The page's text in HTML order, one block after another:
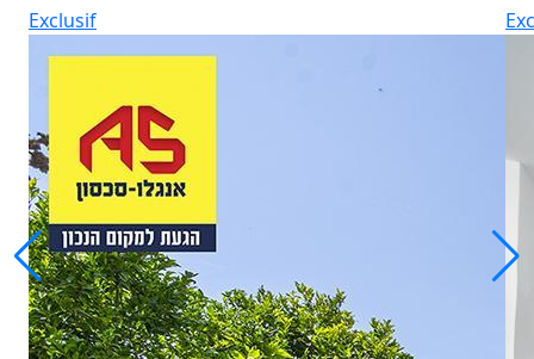
Exclusif